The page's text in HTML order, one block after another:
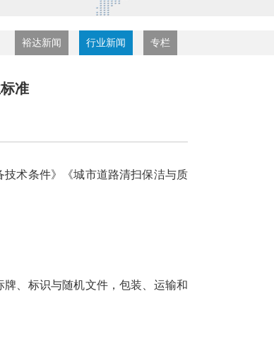
裕达新闻 行业新闻 专栏
准
术条件》《城市道路清扫保洁与质
、标识与随机文件，包装、运输和